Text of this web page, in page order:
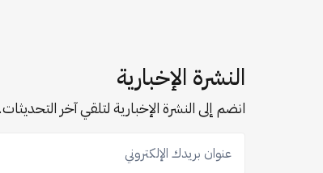
النشرة الإخبارية
انضم إلى النشرة الإخبارية لتلقي آخر التحديثات.
عنوان بريدك الإلكتروني